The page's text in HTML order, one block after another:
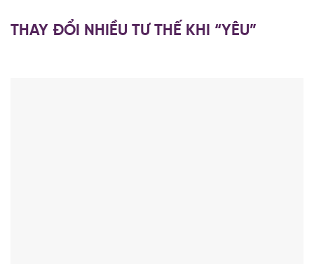
THAY ĐỔI NHIỀU TƯ THẾ KHI “YÊU”